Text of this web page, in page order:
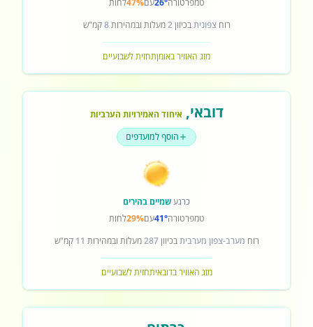
טמפרטורה26°עם47%לחות
רוחצפוניתבכיוון2מעלות ובמהירות8קמ"ש
מזג האוויר באומןתחזית לשבועיים
דובאי, איחוד האמירויות הערביות
הוסף למועדפים
כרגעשמיים בהירים
טמפרטורה41°עם29%לחות
רוח מערב-צפון מערביתבכיוון287מעלות ובמהירות 11 קמ"ש
מזג האוויר בדובאיתחזית לשבועיים